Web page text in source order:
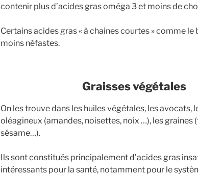
contenir plus d’acides gras oméga 3 et moins de
Certains acides gras « à chaines courtes » comme le
moins néfastes.
Graisses végétales
On les trouve dans les huiles végétales, les avocats,
oléagineux (amandes, noisettes, noix …), les graines
sésame…).
Ils sont constitués principalement d’acides gras
intéressants pour la santé, notamment pour le